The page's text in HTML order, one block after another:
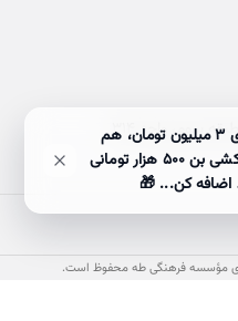
سوم، واحد ۳۱۴
مؤسسه فرهنگی طه محفوظ است.
🎉 حراج ۵۰٪ آخر هفته! با خرید بالای 3 میلیون تومان، هم
ارسالت رایگان میشه، هم وارد قرعه‌کشی بن ۵۰۰ هزار تومانی
اضافه کن... 🎁